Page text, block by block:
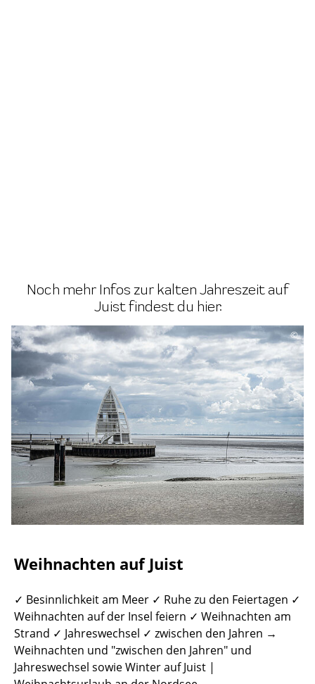
Noch mehr Infos zur kalten Jahreszeit auf
Juist findest du hier:
©
Weihnachten auf Juist
✓ Besinnlichkeit am Meer ✓ Ruhe zu den Feiertagen ✓
Weihnachten auf der Insel feiern ✓ Weihnachten am
Strand ✓ Jahreswechsel ✓ zwischen den Jahren →
Weihnachten und "zwischen den Jahren" und
Jahreswechsel sowie Winter auf Juist |